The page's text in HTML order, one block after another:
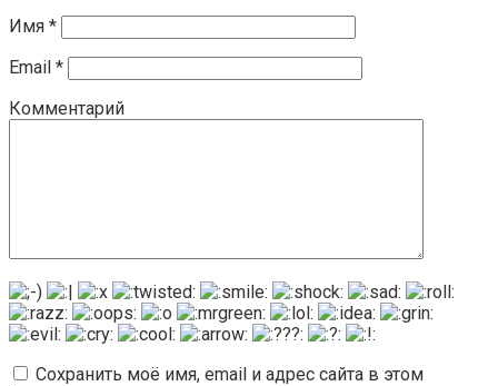
Имя *
Email *
Комментарий
Сохранить моё имя, email и адрес сайта в этом